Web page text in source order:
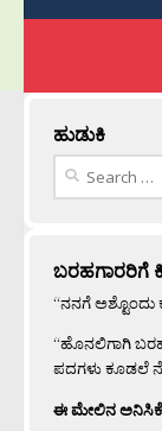
ಹುಡುಕಿ
Search
ಬರಹಗಾರರಿಗೆ
“ನನಗೆ ಅಶ್ಟೊಂದು
“ಹೊನಲಿಗಾಗಿ ಬರಹ
ಪದಗಳು ಕೂಡಲೆ
ಈ ಮೇಲಿನ